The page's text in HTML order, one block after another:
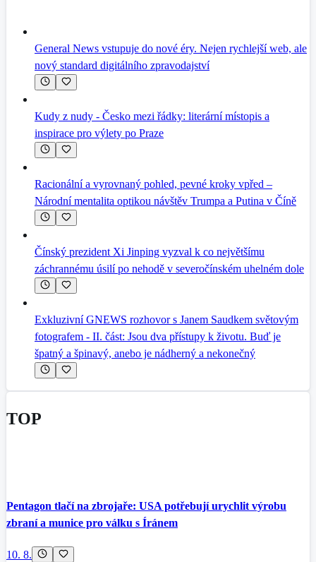
General News vstupuje do nové éry. Nejen rychlejší web, ale
nový standard digitálního zpravodajství
Kudy z nudy - Česko mezi řádky: literární místopis a
inspirace pro výlety po Praze
Racionální a vyrovnaný pohled, pevné kroky vpřed –
Národní mentalita optikou návštěv Trumpa a Putina v Číně
Čínský prezident Xi Jinping vyzval k co největšímu
záchrannému úsilí po nehodě v severočínském uhelném dole
Exkluzivní GNEWS rozhovor s Janem Saudkem světovým
fotografem - II. část: Jsou dva přístupy k životu. Buď je
špatný a špinavý, anebo je nádherný a nekonečný
TOP
Pentagon tlačí na zbrojaře: USA potřebují urychlit výrobu
zbraní a munice pro válku s Íránem
10. 8.